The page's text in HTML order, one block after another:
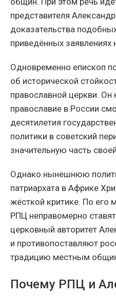
представителя
доказательства
приведённых заявлениях
Одновременно епископ
об исторической
православной церкви. Он
православие в России
десятилетия
политики в советский
значительную часть
Однако нынешнюю
патриархата в Африке
жёсткой критике. По его
РПЦ неправомерно
церковный авторитет
и противопоставляют
традицию местным
Почему РПЦ и